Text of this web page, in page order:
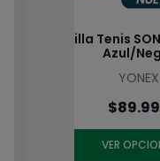
Zapatilla Tenis
Azul/
YONEX
VER